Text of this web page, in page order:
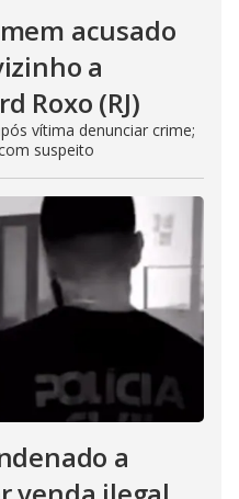
acusado
a
Roxo (RJ)
vítima denunciar crime;
suspeito
a